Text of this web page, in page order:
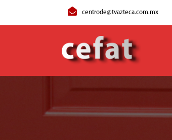
centrode@tvazteca.com.mx